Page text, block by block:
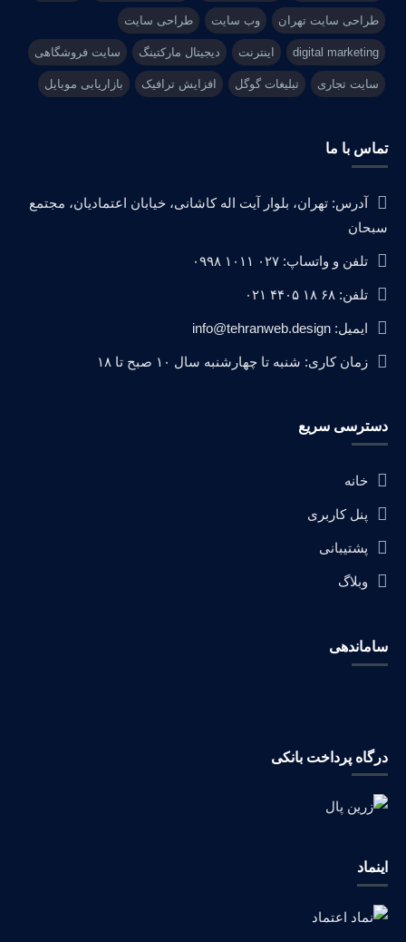
طراحی سایت تهران وب سایت طراحی سایت
digital marketing اینترنت دیجیتال مارکتینگ سایت فروشگاهی
سایت تجاری تبلیغات گوگل افزایش ترافیک بازاریابی موبایل
تماس با ما
آدرس: تهران، بلوار آیت اله کاشانی، خیابان اعتمادیان، مجتمع
سبحان
تلفن و واتساپ: ۰۲۷ ۱۰۱۱ ۰۹۹۸
تلفن: ۶۸ ۱۸ ۴۴۰۵ ۰۲۱
ایمیل: info@tehranweb.design
زمان کاری: شنبه تا چهارشنبه سال ۱۰ صبح تا ۱۸
دسترسی سریع
خانه
پنل کاربری
پشتیبانی
وبلاگ
ساماندهی
درگاه پرداخت بانکی
اینماد